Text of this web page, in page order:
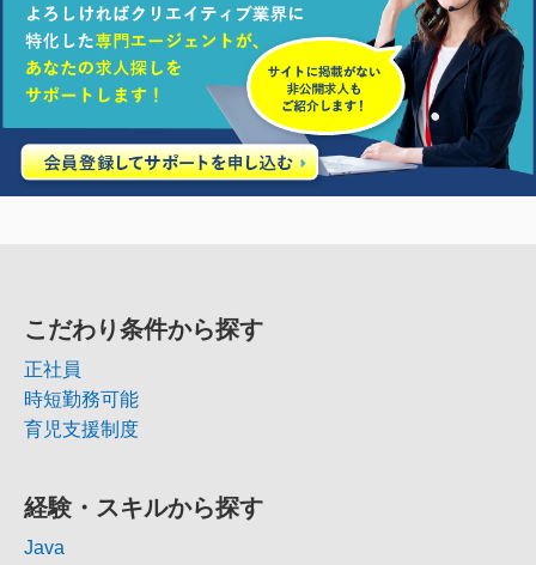
こだわり条件から探す
正社員
時短勤務可能
育児支援制度
経験・スキルから探す
Java